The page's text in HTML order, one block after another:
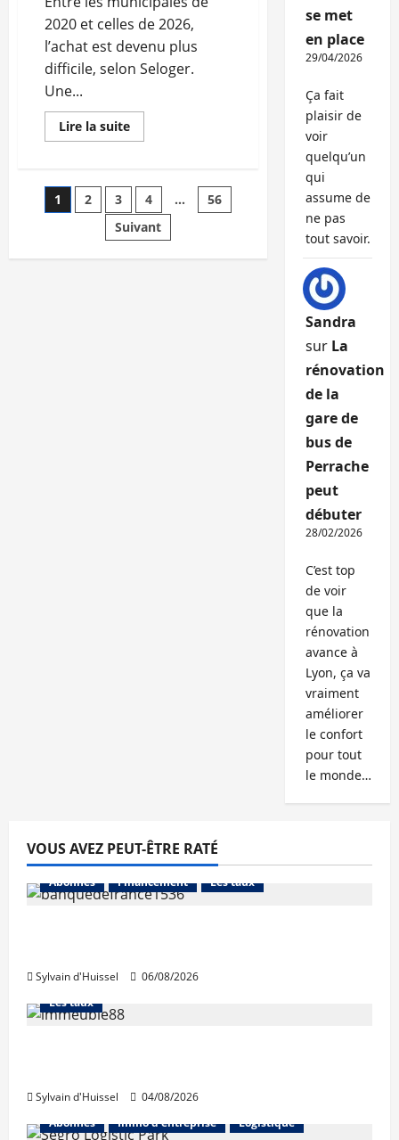
2020 et celles de 2026,
l’achat est devenu plus
difficile, selon Seloger.
Une...
Lire la suiteEn
savoir
2020,
les
Français
ont
perdu
pièce
Pagination
1 2 3 4 …
56
Suivant
se met
en place
29/04/2026
Ça fait
plaisir de
voir
quelqu’un
qui
assume de
ne pas
tout savoir.
Sandra
sur La
rénovation
de la
gare de
bus de
Perrache
peut
débuter
28/02/2026
C’est top
de voir
que la
rénovation
avance à
Lyon, ça va
vraiment
améliorer
le confort
pour tout
le monde…
VOUS AVEZ PEUT-ÊTRE RATÉ
Abonnés Financement Les taux
Sylvain d'Huissel 06/08/2026
Abonnés Financement
Les taux
Sylvain d'Huissel
04/08/2026
Abonnés
Immo d'entreprise Logistique